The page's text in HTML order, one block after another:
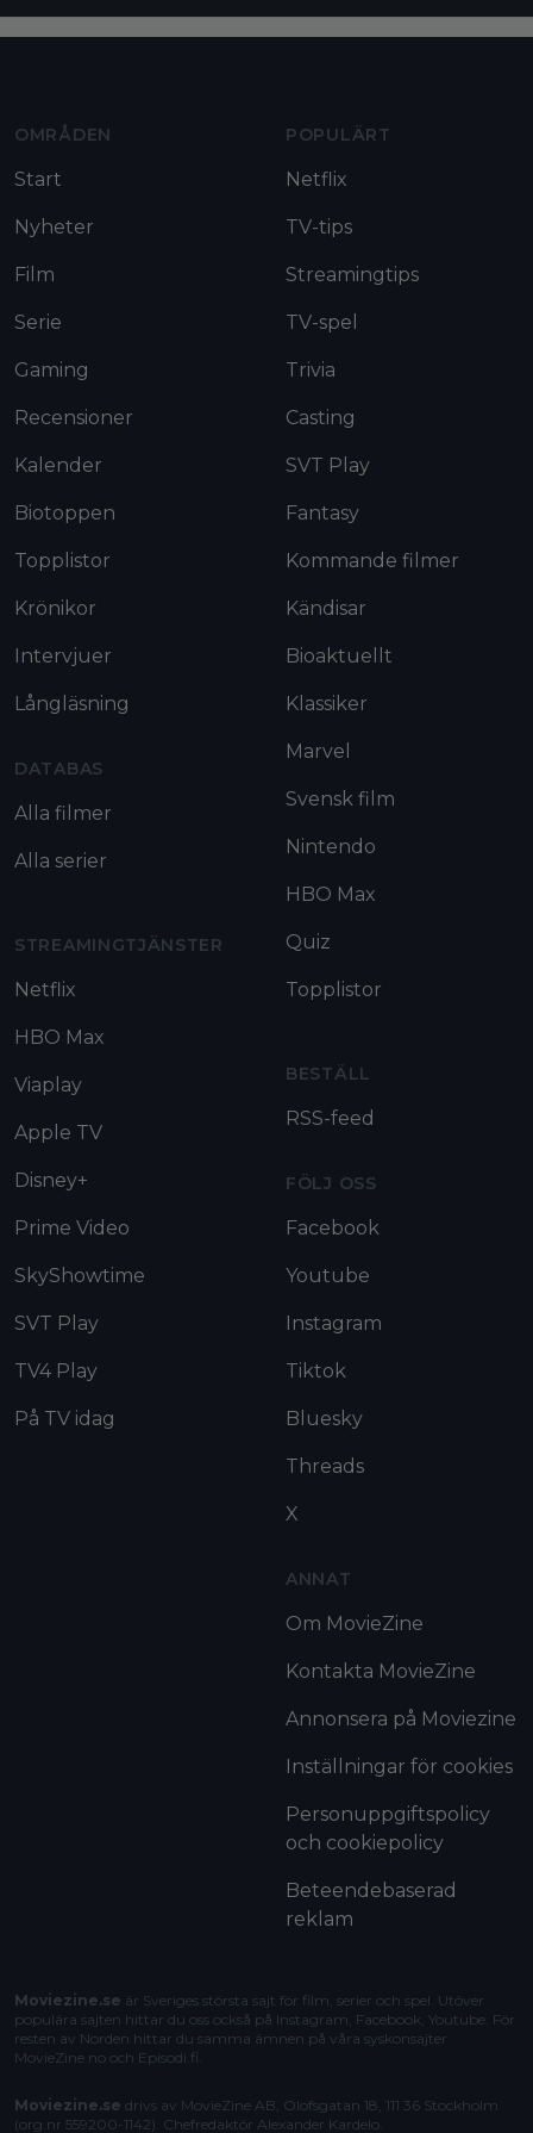
OMRÅDEN
Start
Nyheter
Film
Serie
Gaming
Recensioner
Kalender
Biotoppen
Topplistor
Krönikor
Intervjuer
Långläsning
DATABAS
Alla filmer
Alla serier
STREAMINGTJÄNSTER
Netflix
HBO Max
Viaplay
Apple TV
Disney+
Prime Video
SkyShowtime
SVT Play
TV4 Play
På TV idag
POPULÄRT
Netflix
TV-tips
Streamingtips
TV-spel
Trivia
Casting
SVT Play
Fantasy
Kommande filmer
Kändisar
Bioaktuellt
Klassiker
Marvel
Svensk film
Nintendo
HBO Max
Quiz
Topplistor
BESTÄLL
RSS-feed
FÖLJ OSS
Facebook
Youtube
Instagram
Tiktok
Bluesky
Threads
X
ANNAT
Om MovieZine
Kontakta MovieZine
Annonsera på Moviezine
Inställningar för cookies
Personuppgiftspolicy
och cookiepolicy
Beteendebaserad
reklam
Moviezine.se är Sveriges största sajt för film, serier och spel. Utöver
populära sajten hittar du oss också på Instagram, Facebook, Youtube. För
resten av Norden hittar du samma ämnen på våra syskonsajter
MovieZine.no och Episodi.fi
Moviezine.se drivs av MovieZine AB, Olofsgatan 18, 111 36 Stockholm
(org.nr 559200-1142). Chefredaktör Alexander Kardelo